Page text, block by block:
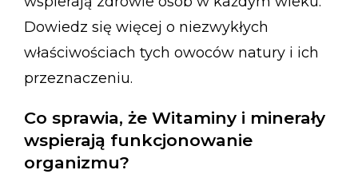
Dowiedz się więcej o niezwykłych
właściwościach tych owoców natury i ich
przeznaczeniu.
Co sprawia, że Witaminy i minerały
wspierają funkcjonowanie
organizmu?